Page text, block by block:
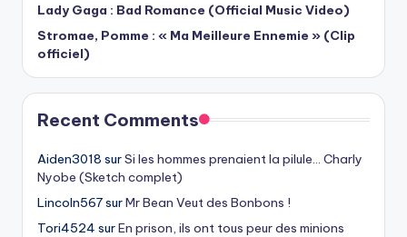
Lady Gaga : Bad Romance (Official Music Video)
Stromae, Pomme : « Ma Meilleure Ennemie » (Clip
officiel)
Recent Comments
Aiden3018 surSi les hommes prenaient la pilule… Charly
Nyobe (Sketch complet)
Lincoln567surMr Bean Veut des Bonbons !
Tori4524 surEn prison, ils ont tous peur des minions